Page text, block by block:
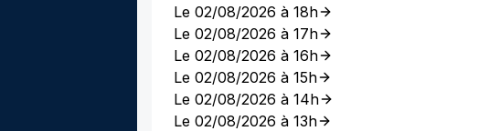
Le 02/08/2026 à 18h
Le 02/08/2026 à 17h
Le 02/08/2026 à 16h
Le 02/08/2026 à 15h
Le 02/08/2026 à 14h
Le 02/08/2026 à 13h